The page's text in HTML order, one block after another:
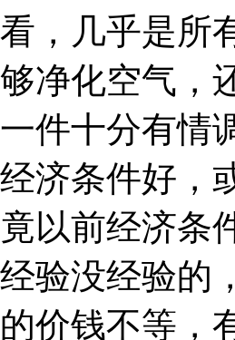
看，几乎是所
够净化空气，
一件十分有情
经济条件好，
竟以前经济条
经验没经验的
的价钱不等，